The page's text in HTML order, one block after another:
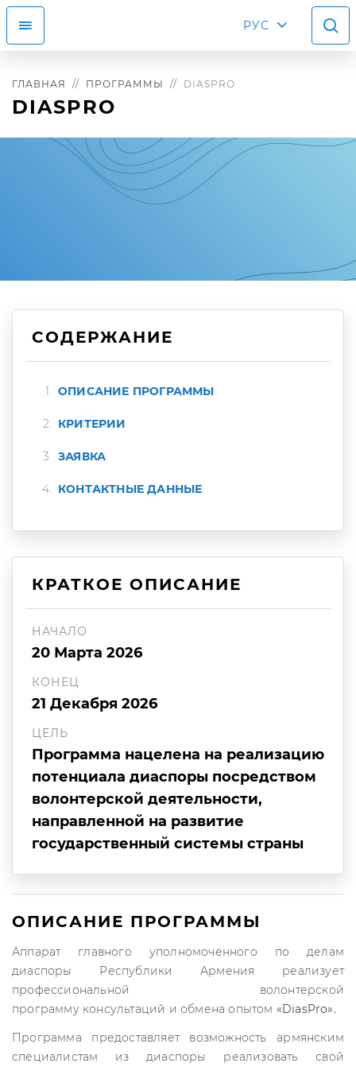
РУС
ГЛАВНАЯ ПРОГРАММЫ DIASPRO
DIASPRO
СОДЕРЖАНИЕ
ОПИСАНИЕ ПРОГРАММЫ
КРИТЕРИИ
ЗАЯВКА
КОНТАКТНЫЕ ДАННЫЕ
КРАТКОЕ ОПИСАНИЕ
НАЧАЛО
20 Марта 2026
КОНЕЦ
21 Декабря 2026
ЦЕЛЬ
Программа нацелена на реализацию
потенциала диаспоры посредством
волонтерской деятельности,
направленной на развитие
государственный системы страны
ОПИСАНИЕ ПРОГРАММЫ
Аппарат главного уполномоченного по делам
диаспоры Республики Армения реализует
профессиональной волонтерской
программу консультаций и обмена опытом «DiasPro».
Программа предоставляет возможность армянским
специалистам из диаспоры реализовать свой